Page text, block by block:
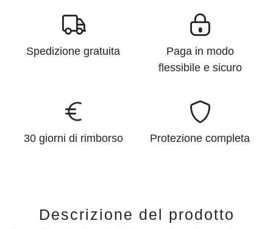
Spedizione gratuita
Paga in modo
flessibile e sicuro
30 giorni di rimborso Protezione completa
Descrizione del prodotto